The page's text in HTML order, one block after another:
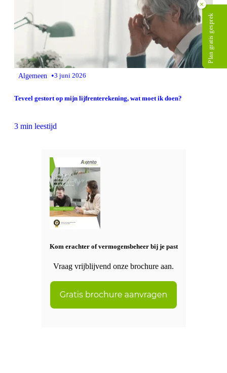
Algemeen •3 juni 2026
Teveel gestort op mijn lijfrenterekening, wat moet ik doen?
3 min leestijd
Kom erachter of vermogensbeheer bij je past
Vraag vrijblijvend onze brochure aan.
×
Plan gratis gesprek